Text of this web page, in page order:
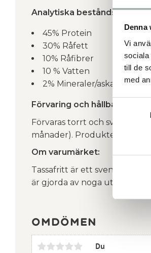
Denna
Vi
sociala
till de
med
Analytiska beståndsdelar:
45% Protein
30% Råfett
10% Råfibrer
10 % Vatten
2% Mineraler/aska
Förvaring och hållbarhet:
Förvaras torrt och svalt.
månader). Produkten går
Om varumärket:
Tassafritt är ett svenskt
är gjorda av noga utvalda
Omdömen
Du